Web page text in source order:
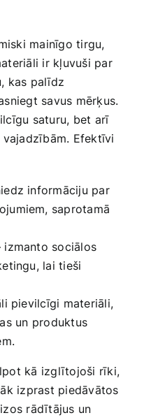
mainīgo tirgu,
ir ​kļuvuši par
kas palīdz
savus mērķus.
saturu, bet arī
Efektīvi
informāciju par
saprotamā
izmanto sociālos
lai tieši
pievilcīgi materiāli,
⁤un produktus
kā izglītojoši⁤ rīki,
izprast piedāvātos
rādītājus un